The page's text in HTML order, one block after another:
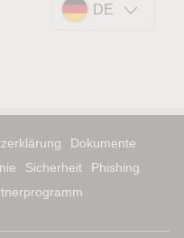
DE
Dokumente
Sicherheit
Phishing